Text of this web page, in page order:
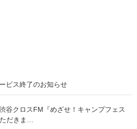
ビス終了のお知らせ
谷クロスFM『めざせ！キャンプフェス
だきま…